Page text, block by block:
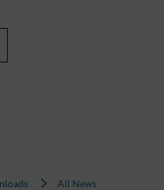
All News